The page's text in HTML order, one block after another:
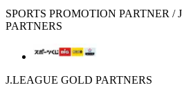
SPORTS PROMOTION PARTNER /
PARTNERS
J.LEAGUE GOLD PARTNERS